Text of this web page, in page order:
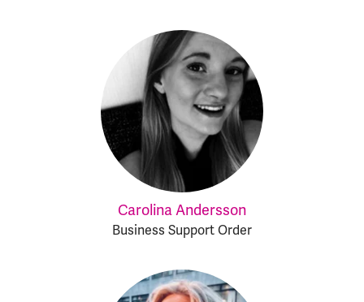
Carolina Andersson
Business Support Order